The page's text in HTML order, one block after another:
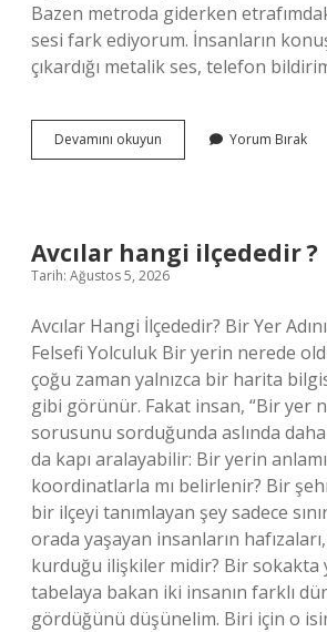
Bazen metroda giderken
sesi fark ediyorum. İnsanların
çıkardığı metalik ses, telefon
Devamını okuyun
nasıl
Yorum Bırak
Avcılar hangi ilçededir ?
Tarih: Ağustos 5, 2026
Avcılar Hangi İlçededir? Bir Yer
Felsefi Yolculuk Bir yerin nerede
çoğu zaman yalnızca bir harita
gibi görünür. Fakat insan, “Bir yer
sorusunu sorduğunda aslında
da kapı aralayabilir: Bir yerin anlamı
koordinatlarla mı belirlenir? Bir
bir ilçeyi tanımlayan şey sadece
orada yaşayan insanların
kurduğu ilişkiler midir? Bir sokakta
tabelaya bakan iki insanın farklı
gördüğünü düşünelim. Biri için o